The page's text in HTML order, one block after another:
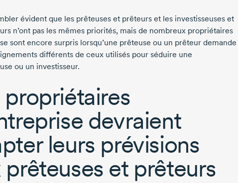
évident que les prêteuses et prêteurs et les investisseuses et
n’ont pas les mêmes priorités, mais de nombreux propriétaires
sont encore surpris lorsqu’une prêteuse ou un prêteur demande
différents de ceux utilisés pour séduire une
ou un investisseur.
propriétaires
devraient
leurs prévisions
prêteuses et prêteurs